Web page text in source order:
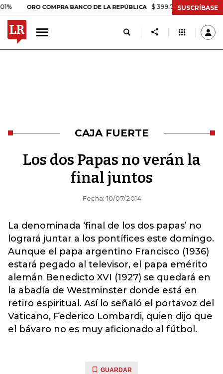
ORO COMPRA BANCO DE LA REPÚBLICA $ 399.745,16 +$ 2.295,71
SUSCRÍBASE
CAJA FUERTE
Los dos Papas no verán la
final juntos
Fecha: 10/07/2014
La denominada ‘final de los dos papas’ no
logrará juntar a los pontífices este domingo.
Aunque el papa argentino Francisco (1936)
estará pegado al televisor, el papa emérito
alemán Benedicto XVI (1927) se quedará en
la abadía de Westminster donde está en
retiro espiritual. Así lo señaló el portavoz del
Vaticano, Federico Lombardi, quien dijo que
el bávaro no es muy aficionado al fútbol.
GUARDAR